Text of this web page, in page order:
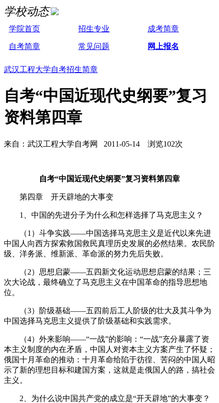
学校动态
学院首页 招生专业 成考简章
自考简章 常见问题 网上报名
武汉工程大学自考招生简章
自考“中国近现代史纲要”复习
资料第四章
来自：武汉工程大学自考网 2011-05-14 浏览102次
自考“中国近现代史纲要”复习资料第四章
第四章 开天辟地的大事变
1、中国的先进分子为什么和怎样选择了马克思主义？
（1）斗争实践——中国选择马克思主义是近代以来先进
中国人向西方探索救国救民真理历史发展的必然结果。农民阶
级、洋务派、维新派、革命派的努力先后失败。
（2）思想启蒙——五四新文化运动思想启蒙的结果；三
次大论战，最终确立了马克思主义在中国革命的指导思想地
位。
（3）阶级基础——五四前后工人阶级的壮大及其斗争为
中国选择马克思主义提供了阶级基础和实践需求。
（4）外来影响——“一战”的影响：“一战”充分暴露了资
本主义制度的内在矛盾，中国人对资本主义方案产生了怀疑；
俄国十月革命的推动：十月革命给陷于彷徨、苦闷的中国人昭
示了新的理想目标和建国方案，这就是走俄国人的路，搞社会
主义。
2、为什么说中国共产党的成立是“开天辟地”的大事变？